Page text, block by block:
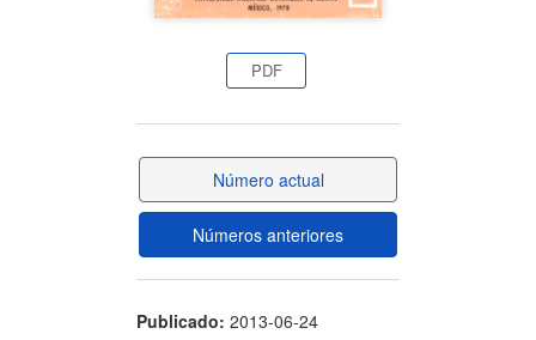
PDF
Número actual
Números anteriores
Publicado: 2013-06-24